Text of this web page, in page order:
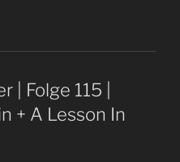
| Folge 115 |
+ A Lesson In